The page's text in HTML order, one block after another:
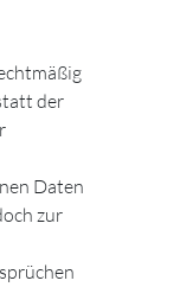
der
Daten
zur